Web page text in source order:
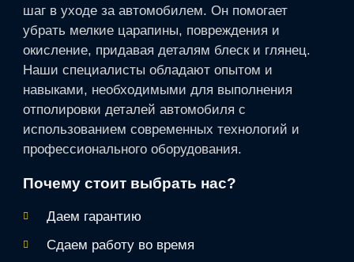
шаг в уходе за автомобилем. Он помогает
убрать мелкие царапины, повреждения и
окисление, придавая деталям блеск и глянец.
Наши специалисты обладают опытом и
навыками, необходимыми для выполнения
отполировки деталей автомобиля с
использованием современных технологий и
профессионального оборудования.
Почему стоит выбрать нас?
Даем гарантию
Сдаем работу во время